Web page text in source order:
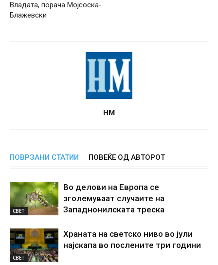
Владата, порача Мојсоска-
Блажевски
НМ
ПОВРЗАНИ СТАТИИ ПОВЕЌЕ ОД АВТОРОТ
СВЕТ
Во делови на Европа се
зголемуваат случаите на
Западнонилската треска
СВЕТ
Храната на светско ниво во јули
најскапа во послените три години